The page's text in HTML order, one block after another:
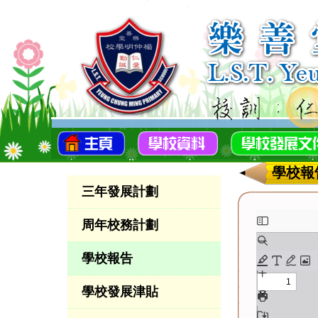
三年發展計劃
周年校務計劃
學校報告
學校發展津貼
學校報